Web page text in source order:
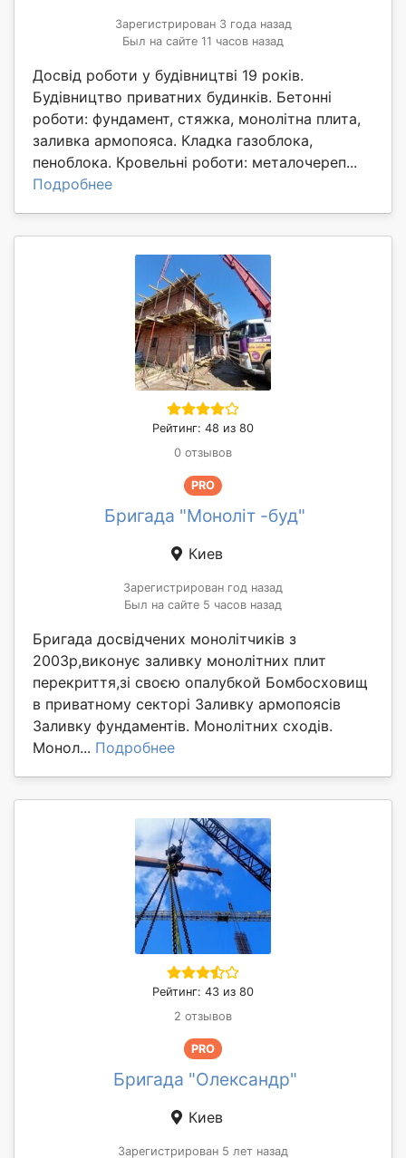
Зарегистрирован 3 года назад
Был на сайте 11 часов назад
Досвід роботи у будівництві 19 років.
Будівництво приватних будинків. Бетонні
роботи: фундамент, стяжка, монолітна плита,
заливка армопояса. Кладка газоблока,
пеноблока. Кровельні роботи: металочереп...
Подробнее
Рейтинг: 48 из 80
0 отзывов
PRO
Бригада "Моноліт -буд"
Киев
Зарегистрирован год назад
Был на сайте 5 часов назад
Бригада досвідчених монолітчиків з
2003р,виконує заливку монолітних плит
перекриття,зі своєю опалубкой Бомбосховищ
в приватному секторі Заливку армопоясів
Заливку фундаментів. Монолітних сходів.
Монол... Подробнее
Рейтинг: 43 из 80
2 отзывов
PRO
Бригада "Олександр"
Киев
Зарегистрирован 5 лет назад